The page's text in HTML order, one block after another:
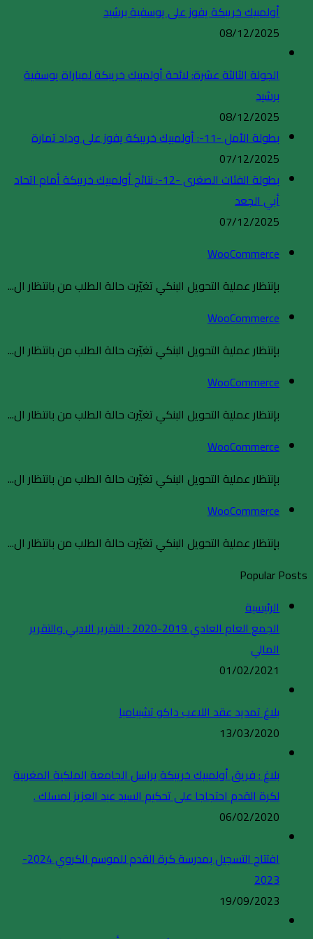
أولمبيك خريبكة يفوز على يوسفية برشيد
08/12/2025
الجولة الثالثة عشرة: لائحة أولمبيك خريبكة لمباراة يوسفية
برشيد
08/12/2025
بطولة الأمل -11-: أولمبيك خريبكة يفوز على وداد تمارة
07/12/2025
بطولة الفئات الصغرى -12-: نتائج أولمبيك خريبكة أمام اتحاد
أبي الجعد
07/12/2025
WooCommerce
بإنتظار عملية التحويل البنكي تغيّرت حالة الطلب من بانتظار ال...
WooCommerce
بإنتظار عملية التحويل البنكي تغيّرت حالة الطلب من بانتظار ال...
WooCommerce
بإنتظار عملية التحويل البنكي تغيّرت حالة الطلب من بانتظار ال...
WooCommerce
بإنتظار عملية التحويل البنكي تغيّرت حالة الطلب من بانتظار ال...
WooCommerce
بإنتظار عملية التحويل البنكي تغيّرت حالة الطلب من بانتظار ال...
Popular Posts
الرئيسية
الجمع العام العادي 2019-2020 : التقرير الادبي والتقرير
المالي
01/02/2021
بلاغ تمديد عقد اللاعب داكو تشيبامبا
13/03/2020
بلاغ : فريق أولمبيك خريبكة يراسل الجامعة الملكية المغربية
لكرة القدم احتجاجا على تحكيم السيد عبد العزيز لمسلك .
06/02/2020
افتتاح التسجيل بمدرسة كرة القدم للموسم الكروي 2024-
2023
19/09/2023